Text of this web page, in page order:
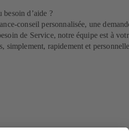
besoin d’aide ?
conseil personnalisée, une
de Service, notre équipe est à
simplement, rapidement et